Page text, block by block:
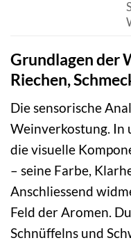
Grundlagen der
Riechen,
Die sensorische
Weinverkostung. In
die visuelle
– seine Farbe,
Anschliessend
Feld der Aromen.
Schnüffelns und